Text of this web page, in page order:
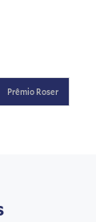
Prêmio Roser